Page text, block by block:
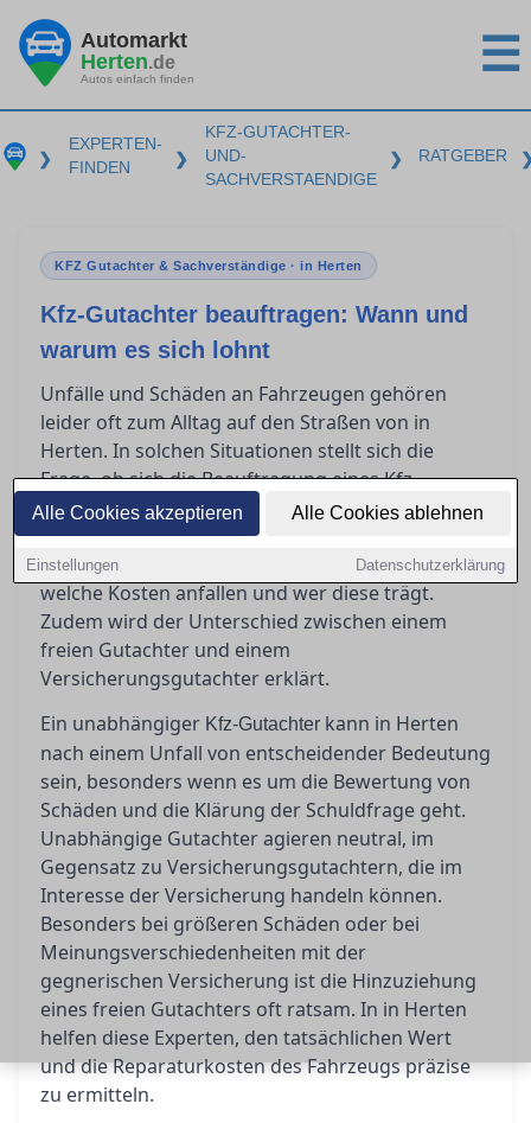
Alle Cookies akzeptieren Alle Cookies ablehnen
Einstellungen Datenschutzerklärung
Automarkt
Herten.de
Autos einfach finden ☰
❯
EXPERTEN-
FINDEN
❯
KFZ-GUTACHTER-
UND-
SACHVERSTAENDIGE
❯ RATGEBER
KFZ Gutachter & Sachverständige · in Herten
Kfz-Gutachter beauftragen: Wann und
warum es sich lohnt
Unfälle und Schäden an Fahrzeugen gehören
leider oft zum Alltag auf den Straßen von in
Herten. In solchen Situationen stellt sich die
Frage, ob sich die Beauftragung eines Kfz-
Gutachters lohnt. Dieser Ratgeber bietet
Orientierung und erläutert, wann ein
unabhängiger Gutachter unverzichtbar ist,
welche Kosten anfallen und wer diese trägt.
Zudem wird der Unterschied zwischen einem
freien Gutachter und einem
Versicherungsgutachter erklärt.
Ein unabhängiger Kfz-Gutachter kann in Herten
nach einem Unfall von entscheidender Bedeutung
sein, besonders wenn es um die Bewertung von
Schäden und die Klärung der Schuldfrage geht.
Unabhängige Gutachter agieren neutral, im
Gegensatz zu Versicherungsgutachtern, die im
Interesse der Versicherung handeln können.
Besonders bei größeren Schäden oder bei
Meinungsverschiedenheiten mit der
gegnerischen Versicherung ist die Hinzuziehung
eines freien Gutachters oft ratsam. In in Herten
helfen diese Experten, den tatsächlichen Wert
und die Reparaturkosten des Fahrzeugs präzise
zu ermitteln.